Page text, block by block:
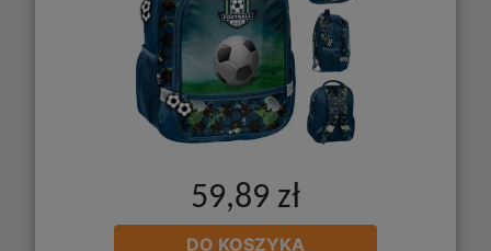
59,89 zł
DO KOSZYKA